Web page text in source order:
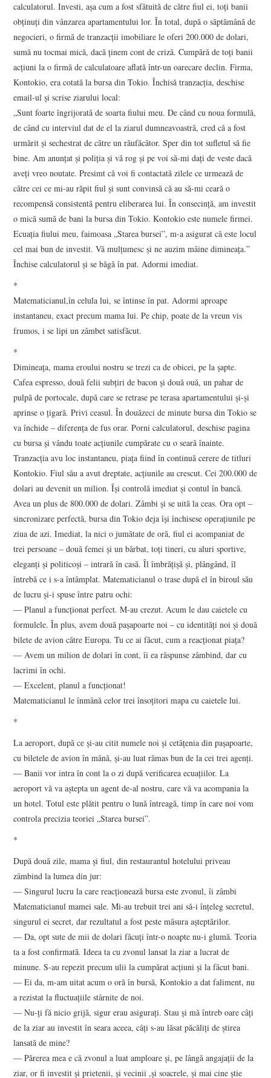
calculatorul. Investi, aşa cum a fost sfătuită de către fiul ei, toţi banii
obţinuţi din vânzarea apartamentului lor. În total, după o săptămână de
negocieri, o firmă de tranzacţii imobiliare le oferi 200.000 de dolari,
sumă nu tocmai mică, dacă ţinem cont de criză. Cumpără de toţi banii
acţiuni la o firmă de calculatoare aflată într-un oarecare declin. Firma,
Kontokio, era cotată la bursa din Tokio. Închisă tranzacţia, deschise
email-ul şi scrise ziarului local:
„Sunt foarte îngrijorată de soarta fiului meu. De când cu noua formulă,
de când cu interviul dat de el la ziarul dumneavoastră, cred că a fost
urmărit şi sechestrat de către un răufăcător. Sper din tot sufletul să fie
bine. Am anunţat şi poliţia şi vă rog şi pe voi să-mi daţi de veste dacă
aveţi vreo noutate. Presimt că voi fi contactată zilele ce urmează de
către cei ce mi-au răpit fiul şi sunt convinsă că au să-mi ceară o
recompensă consistentă pentru eliberarea lui. În consecinţă, am investit
o mică sumă de bani la bursa din Tokio. Kontokio este numele firmei.
Ecuaţia fiului meu, faimoasa „Starea bursei”, m-a asigurat că este locul
cel mai bun de investit. Vă mulţumesc şi ne auzim mâine dimineaţa.”
Închise calculatorul şi se băgă în pat. Adormi imediat.
*
Matematicianul,în celula lui, se întinse în pat. Adormi aproape
instantaneu, exact precum mama lui. Pe chip, poate de la vreun vis
frumos, i se lipi un zâmbet satisfăcut.
*
Dimineaţa, mama eroului nostru se trezi ca de obicei, pe la şapte.
Cafea espresso, două felii subţiri de bacon şi două ouă, un pahar de
pulpă de portocale, după care se retrase pe terasa apartamentului şi-şi
aprinse o ţigară. Privi ceasul. În douăzeci de minute bursa din Tokio se
va închide – diferenţa de fus orar. Porni calculatorul, deschise pagina
cu bursa şi vându toate acţiunile cumpărate cu o seară înainte.
Tranzacţia avu loc instantaneu, piaţa fiind în continuă cerere de titluri
Kontokio. Fiul său a avut dreptate, acţiunile au crescut. Cei 200.000 de
dolari au devenit un milion. Îşi controlă imediat şi contul în bancă.
Avea un plus de 800.000 de dolari. Zâmbi şi se uită la ceas. Ora opt –
sincronizare perfectă, bursa din Tokio deja își închisese operaţiunile pe
ziua de azi. Imediat, la nici o jumătate de oră, fiul ei acompaniat de
trei persoane – două femei şi un bărbat, toţi tineri, cu aluri sportive,
eleganţi şi politicoşi – intrară în casă. Îl îmbrățișă și, plângând, îl
întrebă ce i s-a întâmplat. Matematicianul o trase după el în biroul său
de lucru şi-i spuse între patru ochi:
― Planul a funcţionat perfect. M-au crezut. Acum le dau caietele cu
formulele. În plus, avem două paşapoarte noi – cu identităţi noi şi două
bilete de avion către Europa. Tu ce ai făcut, cum a reacţionat piaţa?
― Avem un milion de dolari în cont, îi ea răspunse zâmbind, dar cu
lacrimi în ochi.
― Excelent, planul a funcţionat!
Matematicianul le înmână celor trei însoțitori mapa cu caietele lui.
*
La aeroport, după ce şi-au citit numele noi şi cetăţenia din paşapoarte,
cu biletele de avion în mână, şi-au luat rămas bun de la cei trei agenţi.
― Banii vor intra în cont la o zi după verificarea ecuaţiilor. La
aeroport vă va aştepta un agent de-al nostru, care vă va acompania la
un hotel. Totul este plătit pentru o lună întreagă, timp în care noi vom
controla precizia teoriei „Starea bursei”.
*
După două zile, mama şi fiul, din restaurantul hotelului priveau
zâmbind la lumea din jur:
― Singurul lucru la care reacţionează bursa este zvonul, îi zâmbi
Matematicianul mamei sale. Mi-au trebuit trei ani să-i înţeleg secretul,
singurul ei secret, dar rezultatul a fost peste măsura aşteptărilor.
― Da, opt sute de mii de dolari făcuţi într-o noapte nu-i glumă. Teoria
ta a fost confirmată. Ideea ta cu zvonul lansat la ziar a lucrat de
minune. S-au repezit precum ulii la cumpărat acţiuni şi la făcut bani.
― Ei da, m-am uitat acum o oră în bursă, Kontokio a dat faliment, nu
a rezistat la fluctuaţiile stârnite de noi.
― Nu-ţi fă nicio grijă, sigur erau asiguraţi. Stau şi mă întreb oare câţi
de la ziar au investit în seara aceea, câţi s-au lăsat păcăliţi de ştirea
lansată de mine?
― Părerea mea e că zvonul a luat amploare şi, pe lângă angajaţii de la
ziar, or fi investit şi prietenii, şi vecinii ,şi soacrele, şi mai cine ştie